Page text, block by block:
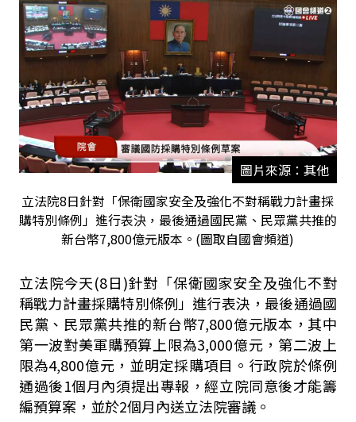
圖片來源：其他
立法院8日針對「保衛國家安全及強化不對稱戰力計畫採
購特別條例」進行表決，最後通過國民黨、民眾黨共推的
新台幣7,800億元版本。(圖取自國會頻道)
立法院今天(8日)針對 「保衛國家安全及強化不對
稱戰力計畫採購特別條例」進行表決，最後通過國
民黨、民眾黨共推的新台幣7,800億元版本， 其中
第一波對美軍購預算上限為3,000億元，第二波上
限為4,800億元 ，並明定採購項目。 行政院於條例
通過後1個月內須提出專報，經立院同意後才能籌
編預算案，並於2個月內送立法院審議。